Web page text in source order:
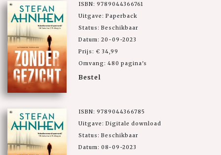
ISBN: 9789044366761
Uitgave: Paperback
Status: Beschikbaar
Datum: 20-09-2023
Prijs: € 34,99
Omvang: 480 pagina's
Bestel
ISBN: 9789044366785
Uitgave: Digitale download
Status: Beschikbaar
Datum: 08-09-2023